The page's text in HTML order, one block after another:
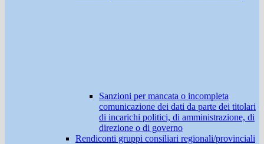
Sanzioni per mancata o incompleta
comunicazione dei dati da parte dei titolari
di incarichi politici, di amministrazione, di
direzione o di governo
Rendiconti gruppi consiliari regionali/provinciali